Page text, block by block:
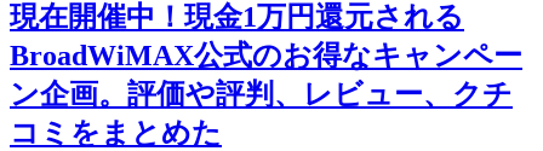
現在開催中！現金1万円還元される
BroadWiMAX公式のお得なキャンペー
ン企画。評価や評判、レビュー、クチ
コミをまとめた